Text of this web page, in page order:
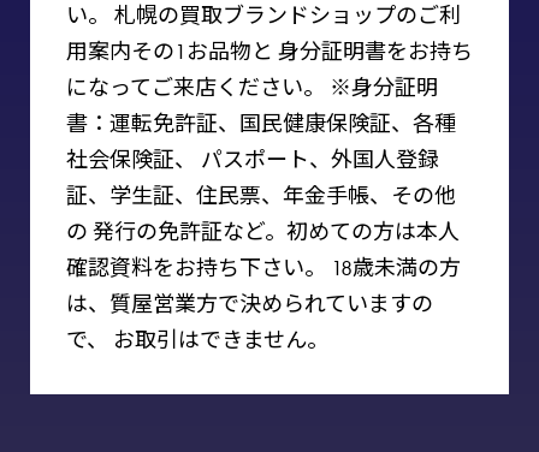
い。
札幌の買取ブランドショップのご利
⽤案内その1お品物と ⾝分証明書をお持ち
になってご来店ください。
※⾝分証明
書：運転免許証、国⺠健康保険証、各種
社会保険証、
パスポート、外国⼈登録
証、学⽣証、住⺠票、年⾦⼿帳、その他
の 発⾏の免許証など。初めての⽅は本⼈
確認資料をお持ち下さい。
18歳未満の⽅
は、質屋営業⽅で決められていますの
で、
お取引はできません。